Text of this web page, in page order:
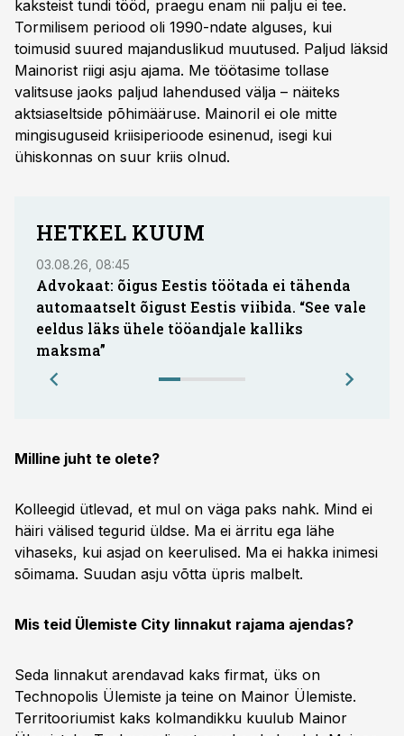
kaksteist tundi tööd, praegu enam nii palju ei tee.
Tormilisem periood oli 1990-ndate alguses, kui
toimusid suured majanduslikud muutused. Paljud läksid
Mainorist riigi asju ajama. Me töötasime tollase
valitsuse jaoks paljud lahendused välja – näiteks
aktsiaseltside põhimääruse. Mainoril ei ole mitte
mingisuguseid kriisiperioode esinenud, isegi kui
ühiskonnas on suur kriis olnud.
HETKEL KUUM
03.08.26, 08:45
Advokaat: õigus Eestis töötada ei tähenda
automaatselt õigust Eestis viibida. “See vale
eeldus läks ühele tööandjale kalliks
maksma”
Milline juht te olete?
Kolleegid ütlevad, et mul on väga paks nahk. Mind ei
häiri välised tegurid üldse. Ma ei ärritu ega lähe
vihaseks, kui asjad on keerulised. Ma ei hakka inimesi
sõimama. Suudan asju võtta üpris malbelt.
Mis teid Ülemiste City linnakut rajama ajendas?
Seda linnakut arendavad kaks firmat, üks on
Technopolis Ülemiste ja teine on Mainor Ülemiste.
Territooriumist kaks kolmandikku kuulub Mainor